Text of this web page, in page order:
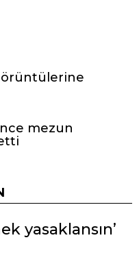
mezun
yasaklansın’